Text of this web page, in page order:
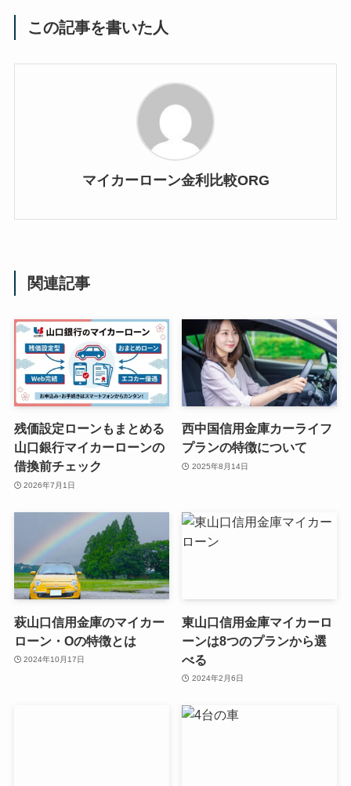
この記事を書いた人
マイカーローン金利比較ORG
関連記事
残価設定ローンもまとめる
山口銀行マイカーローンの
借換前チェック
2026年7月1日
西中国信用金庫カーライフ
プランの特徴について
2025年8月14日
萩山口信用金庫のマイカー
ローン・Oの特徴とは
2024年10月17日
東山口信用金庫マイカーロ
ーンは8つのプランから選
べる
2024年2月6日